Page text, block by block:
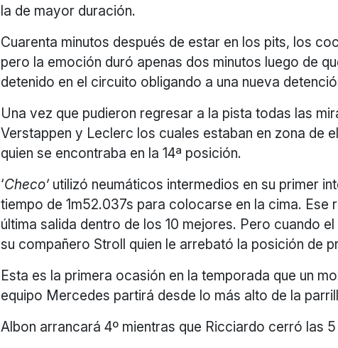
la de mayor duración.
Cuarenta minutos después de estar en los pits, los
pero la emoción duró apenas dos minutos luego de
detenido en el circuito obligando a una nueva
Una vez que pudieron regresar a la pista todas las
Verstappen y Leclerc los cuales estaban en zona de
quien se encontraba en la 14ª posición.
‘Checo’utilizó neumáticos intermedios en su primer
tiempo de 1m52.037s para colocarse en la cima. Ese
última salida dentro de los 10 mejores. Pero cuando
su compañero Stroll quien le arrebató la posición de
Esta es la primera ocasión en la temporada que un
equipo Mercedes partirá desde lo más alto de la
Albon arrancará 4º mientras que Ricciardo cerró las